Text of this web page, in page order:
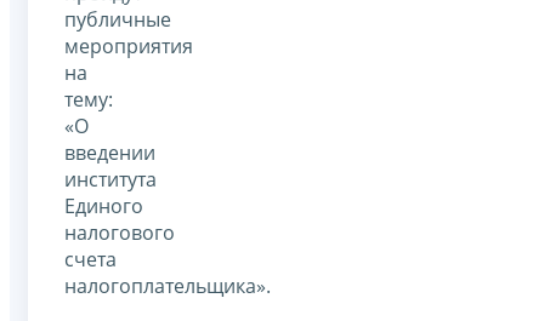
публичные
мероприятия
на
тему:
«О
введении
института
Единого
налогового
счета
налогоплательщика».